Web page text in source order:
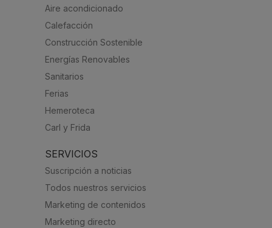
Aire acondicionado
Calefacción
Construcción Sostenible
Energías Renovables
Sanitarios
Ferias
Hemeroteca
Carl y Frida
SERVICIOS
Suscripción a noticias
Todos nuestros servicios
Marketing de contenidos
Marketing directo